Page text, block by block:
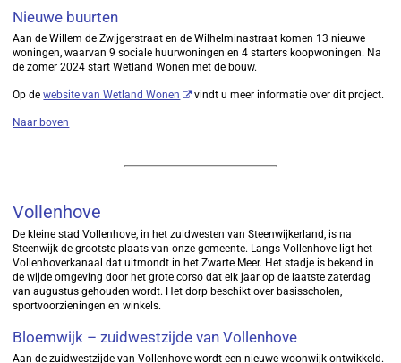
Nieuwe buurten
Aan de Willem de Zwijgerstraat en de Wilhelminastraat komen 13 nieuwe
woningen, waarvan 9 sociale huurwoningen en 4 starters koopwoningen. Na
de zomer 2024 start Wetland Wonen met de bouw.
Op dewebsite van Wetland Wonen vindt u meer informatie over dit project.
Naar boven
Vollenhove
De kleine stad Vollenhove, in het zuidwesten van Steenwijkerland, is na
Steenwijk de grootste plaats van onze gemeente. Langs Vollenhove ligt het
Vollenhoverkanaal dat uitmondt in het Zwarte Meer. Het stadje is bekend in
de wijde omgeving door het grote corso dat elk jaar op de laatste zaterdag
van augustus gehouden wordt. Het dorp beschikt over basisscholen,
sportvoorzieningen en winkels.
Bloemwijk – zuidwestzijde van Vollenhove
Aan de zuidwestzijde van Vollenhove wordt een nieuwe woonwijk ontwikkeld.